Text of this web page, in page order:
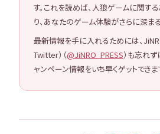
す。これを読めば、人狼ゲームに関す
り、あなたのゲーム体験がさらに深ま
最新情報を手に入れるためには、
Twitter）（@JiNRO_PRESS）も忘れ
ャンペーン情報をいち早くゲットできま